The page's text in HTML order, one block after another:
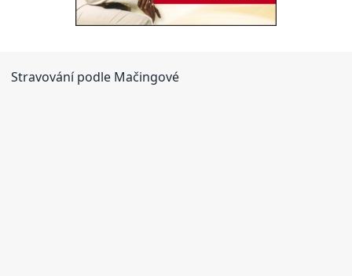
Stravování podle Mačingové